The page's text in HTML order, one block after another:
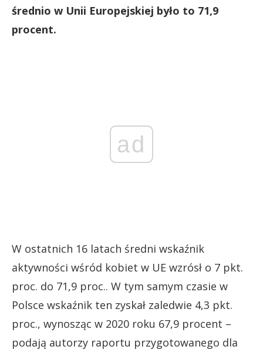
średnio w Unii Europejskiej było to 71,9
procent.
ad
W ostatnich 16 latach średni wskaźnik
aktywności wśród kobiet w UE wzrósł o 7 pkt.
proc. do 71,9 proc.. W tym samym czasie w
Polsce wskaźnik ten zyskał zaledwie 4,3 pkt.
proc., wynosząc w 2020 roku 67,9 procent –
podają autorzy raportu przygotowanego dla